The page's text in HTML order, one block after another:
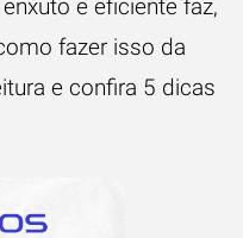
e eficiente faz,
fazer isso da
e confira 5 dicas